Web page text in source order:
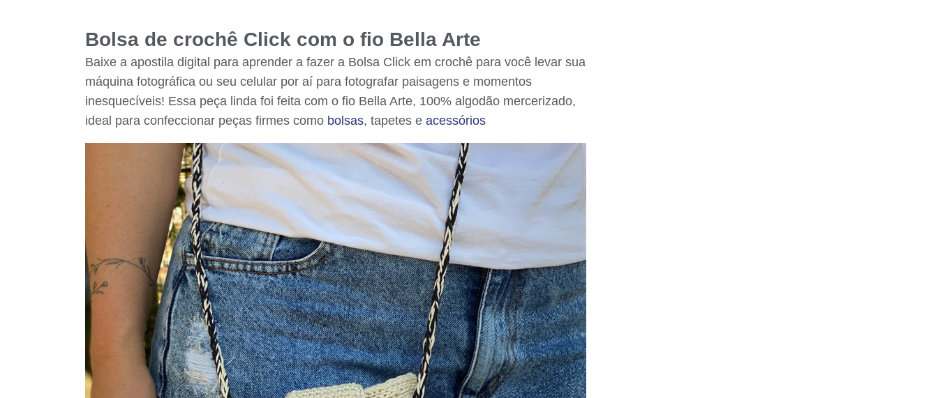
Bolsa de crochê Click com o fio Bella Arte
Baixe a apostila digital para aprender a fazer a Bolsa Click em crochê para você levar sua
máquina fotográfica ou seu celular por aí para fotografar paisagens e momentos
inesquecíveis! Essa peça linda foi feita com o fio Bella Arte, 100% algodão mercerizado,
ideal para confeccionar peças firmes como bolsas, tapetes e acessórios